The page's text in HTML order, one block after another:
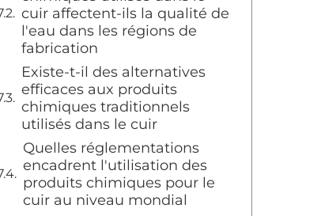
cuir affectent-ils la qualité de
l'eau dans les régions de
fabrication
Existe-t-il des alternatives
efficaces aux produits
chimiques traditionnels
utilisés dans le cuir
Quelles réglementations
encadrent l'utilisation des
produits chimiques pour le
cuir au niveau mondial